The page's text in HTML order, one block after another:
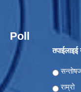
Poll
Choices
राम्रो